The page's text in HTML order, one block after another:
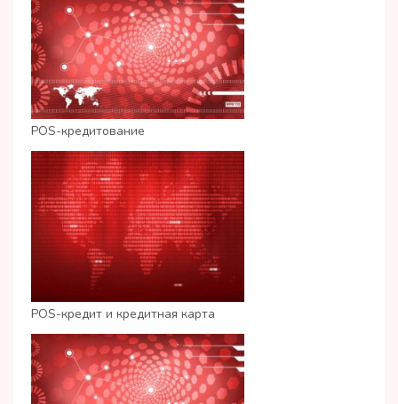
POS-кредитование
POS-кредит и кредитная карта